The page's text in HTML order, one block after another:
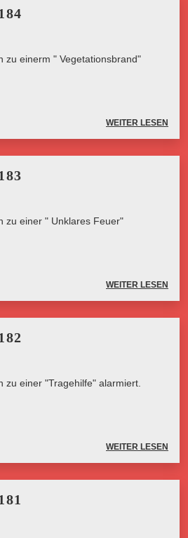
zu einerm " Vegetationsbrand"
WEITER LESEN
zu einer " Unklares Feuer"
WEITER LESEN
zu einer "Tragehilfe" alarmiert.
WEITER LESEN